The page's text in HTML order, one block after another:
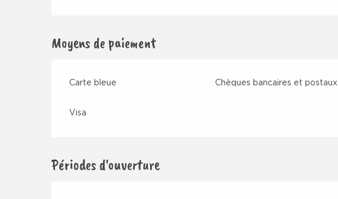
Moyens de paiement
Carte bleue Chèques bancaires et postaux
Visa
Périodes d'ouverture